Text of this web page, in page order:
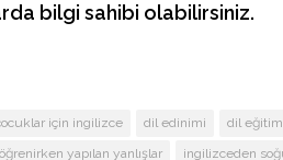
bilgi sahibi olabilirsiniz.
için ingilizce dil edinimi dil
yapılan yanlışlar
ingilizceden